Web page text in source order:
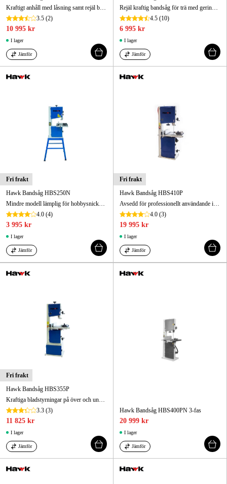
Kraftigt anhåll med låsning samt rejäl bladstyrning. Geringsbart (45) bord av gjutjärn.
3.5 (2)
10 995 kr
I lager
Jämför
Rejäl kraftig bandsåg för trä med geringsbart (45°) sågbord i gjutjärn. Rejäla bladstyrningar (kullager).
4.5 (10)
6 995 kr
I lager
Jämför
Fri frakt
Hawk Bandsåg HBS250N
4.0 (4)
3 995 kr
I lager
Jämför
Fri frakt
Hawk Bandsåg HBS410P
4.0 (3)
19 995 kr
I lager
Jämför
Fri frakt
Hawk Bandsåg HBS355P
Kraftiga bladstyrningar på över och undersida för bästa precision.Geringsbart (45°) bord 535x435 mm av gjutjärn.
3.3 (3)
11 825 kr
I lager
Jämför
Hawk Bandsåg HBS400PN 3-fas
20 999 kr
I lager
Jämför